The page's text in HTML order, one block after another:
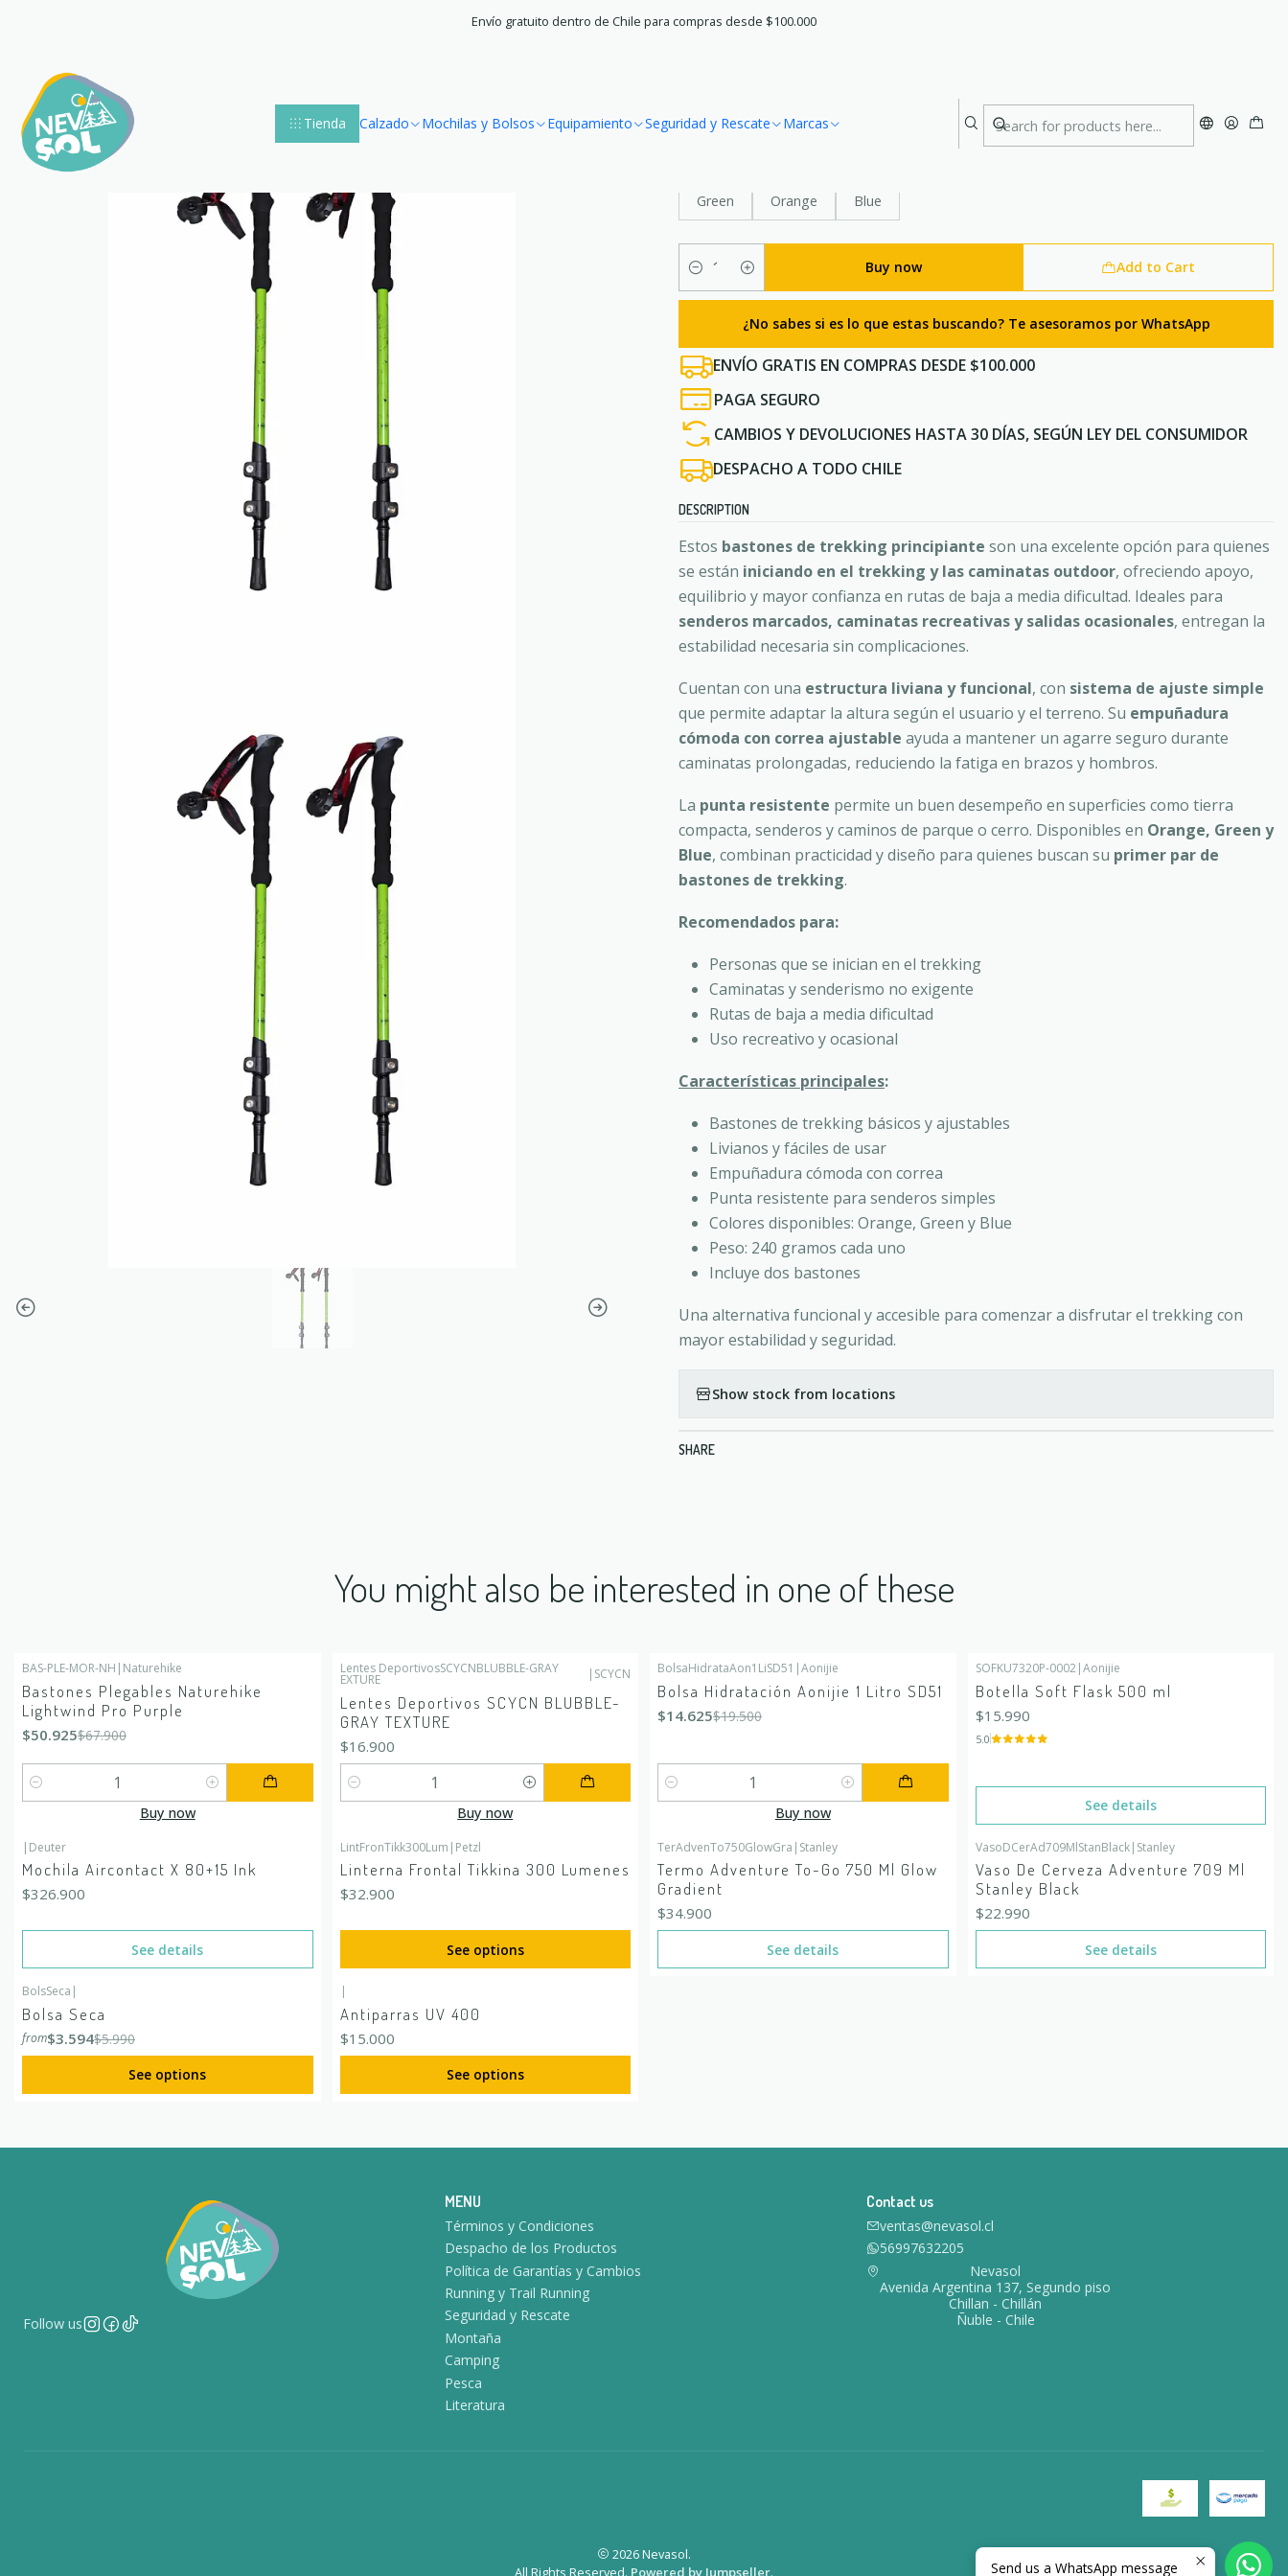
Tienda Calzado Mochilas y Bolsos Equipamiento Seguridad y Rescate Marcas
Envío gratuito dentro de Chile para compras desde $100.000
Home Trekking Bastones Bastones de Trekking First Trail
Bastones de Trekking First Trail
Green
Orange Blue
Quantity
Add to Cart
Buy now
¿No sabes si es lo que estas buscando? Te asesoramos por WhatsApp
ENVÍO GRATIS EN COMPRAS DESDE $100.000
PAGA SEGURO
CAMBIOS Y DEVOLUCIONES HASTA 30 DÍAS, SEGÚN LEY DEL CONSUMIDOR
DESPACHO A TODO CHILE
DESCRIPTION
Estos bastones de trekking principiante son una excelente opción para quienes
se están iniciando en el trekking y las caminatas outdoor, ofreciendo apoyo,
equilibrio y mayor confianza en rutas de baja a media dificultad. Ideales para
senderos marcados, caminatas recreativas y salidas ocasionales, entregan la
estabilidad necesaria sin complicaciones.
Cuentan con una estructura liviana y funcional, con sistema de ajuste simple
que permite adaptar la altura según el usuario y el terreno. Su empuñadura
cómoda con correa ajustable ayuda a mantener un agarre seguro durante
caminatas prolongadas, reduciendo la fatiga en brazos y hombros.
La punta resistente permite un buen desempeño en superficies como tierra
compacta, senderos y caminos de parque o cerro. Disponibles en Orange, Green y
Blue, combinan practicidad y diseño para quienes buscan su primer par de
bastones de trekking.
Recomendados para:
Personas que se inician en el trekking
Caminatas y senderismo no exigente
Rutas de baja a media dificultad
Uso recreativo y ocasional
Características principales:
Bastones de trekking básicos y ajustables
Livianos y fáciles de usar
Empuñadura cómoda con correa
Punta resistente para senderos simples
Colores disponibles: Orange, Green y Blue
Peso: 240 gramos cada uno
Incluye dos bastones
Una alternativa funcional y accesible para comenzar a disfrutar el trekking con
mayor estabilidad y seguridad.
Show stock from locations
SHARE
You might also be interested in one of these
BAS-PLE-MOR-NH | Naturehike
Bastones Plegables Naturehike
Lightwind Pro Purple
$50.925$67.900
Quantity
Buy now
Lentes DeportivosSCYCNBLUBBLE-GRAY
EXTURE | SCYCN
Lentes Deportivos SCYCN BLUBBLE-
GRAY TEXTURE
$16.900
Quantity
Buy now
BolsaHidrataAon1LiSD51 |Aonijie
Bolsa Hidratación Aonijie 1 Litro SD51
$14.625$19.500
Quantity
Buy now
SOFKU7320P-0002|Aonijie
Botella Soft Flask 500 ml
$15.990
5.0
See details
| Deuter
Mochila Aircontact X 80+15 Ink
$326.900
See details
LintFronTikk300Lum | Petzl
Linterna Frontal Tikkina 300 Lumenes
$32.900
See options
TerAdvenTo750GlowGra | Stanley
Termo Adventure To-Go 750 Ml Glow
Gradient
$34.900
See details
VasoDCerAd709MlStanBlack| Stanley
Vaso De Cerveza Adventure 709 Ml
Stanley Black
$22.990
See details
OFF
BolsSeca |
Bolsa Seca
from$3.594$5.990
See options
|
Antiparras UV 400
$15.000
See options
Follow us
MENU
Términos y Condiciones
Despacho de los Productos
Política de Garantías y Cambios
Running y Trail Running
Seguridad y Rescate
Montaña
Camping
Pesca
Literatura
Contact us
ventas@nevasol.cl
56997632205
Nevasol
Avenida Argentina 137, Segundo piso
Chillan - Chillán
Ñuble - Chile
2026 Nevasol.
All Rights Reserved. Powered by Jumpseller. Send us a WhatsApp message